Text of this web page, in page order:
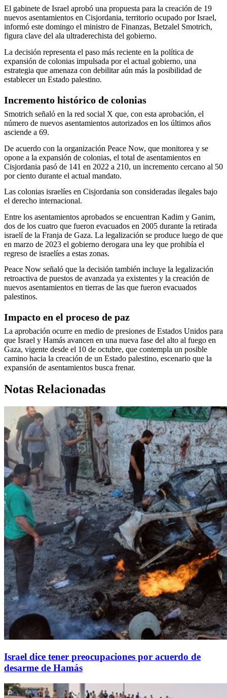
El gabinete de Israel aprobó una propuesta para la creación de 19
nuevos asentamientos en Cisjordania, territorio ocupado por Israel,
informó este domingo el ministro de Finanzas, Betzalel Smotrich,
figura clave del ala ultraderechista del gobierno.
La decisión representa el paso más reciente en la política de
expansión de colonias impulsada por el actual gobierno, una
estrategia que amenaza con debilitar aún más la posibilidad de
establecer un Estado palestino.
Incremento histórico de colonias
Smotrich señaló en la red social X que, con esta aprobación, el
número de nuevos asentamientos autorizados en los últimos años
asciende a 69.
De acuerdo con la organización Peace Now, que monitorea y se
opone a la expansión de colonias, el total de asentamientos en
Cisjordania pasó de 141 en 2022 a 210, un incremento cercano al 50
por ciento durante el actual mandato.
Las colonias israelíes en Cisjordania son consideradas ilegales bajo
el derecho internacional.
Entre los asentamientos aprobados se encuentran Kadim y Ganim,
dos de los cuatro que fueron evacuados en 2005 durante la retirada
israelí de la Franja de Gaza. La legalización se produce luego de que
en marzo de 2023 el gobierno derogara una ley que prohibía el
regreso de israelíes a estas zonas.
Peace Now señaló que la decisión también incluye la legalización
retroactiva de puestos de avanzada ya existentes y la creación de
nuevos asentamientos en tierras de las que fueron evacuados
palestinos.
Impacto en el proceso de paz
La aprobación ocurre en medio de presiones de Estados Unidos para
que Israel y Hamás avancen en una nueva fase del alto al fuego en
Gaza, vigente desde el 10 de octubre, que contempla un posible
camino hacia la creación de un Estado palestino, escenario que la
expansión de asentamientos busca frenar.
Notas Relacionadas
Israel dice tener preocupaciones por acuerdo de
desarme de Hamás